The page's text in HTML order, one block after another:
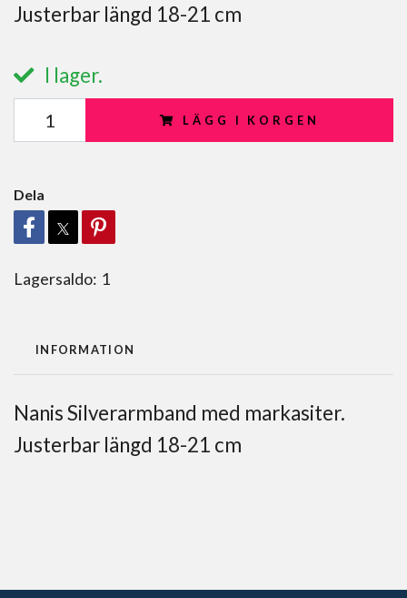
Justerbar längd 18-21 cm
I lager.
LÄGG I KORGEN
Dela
Lagersaldo: 1
INFORMATION
Nanis Silverarmband med markasiter.
Justerbar längd 18-21 cm